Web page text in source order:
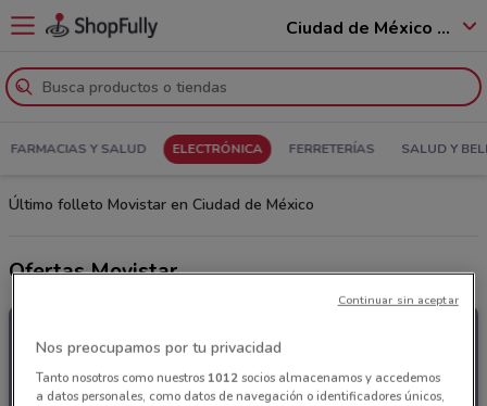
Ciudad de México - 12400
FARMACIAS Y SALUD ELECTRÓNICA FERRETERÍAS SALUD Y
Último folleto Movistar en Ciudad de México
Ofertas Movistar
Nos preocupamos por tu privacidad
Tanto nosotros como nuestros 1012socios almacenamos y accedemos
a datos personales, como datos de navegación o identificadores únicos,
Continuar sin aceptar